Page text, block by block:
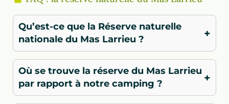
Qu’est-ce que la Réserve naturelle
nationale du Mas Larrieu ?
+
Où se trouve la réserve du Mas Larrieu
par rapport à notre camping ?
+